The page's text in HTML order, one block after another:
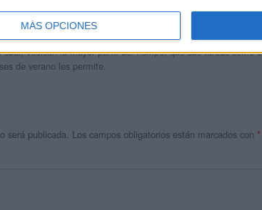
MÁS OPCIONES
es solo un blog, es la apuesta personal de dos profesores
ser pareja, son los encargados de los contenidos que
vuelcan la mayor parte del tiempo, que sus tareas como
de verano les permite.
será publicada. Los campos obligatorios están marcados con *